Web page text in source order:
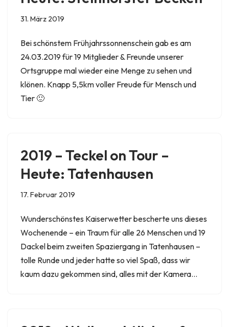
31. März 2019
Bei schönstem Frühjahrssonnenschein gab es am
24.03.2019 für 19 Mitglieder & Freunde unserer
Ortsgruppe mal wieder eine Menge zu sehen und
klönen. Knapp 5,5km voller Freude für Mensch und
Tier 🙂
2019 – Teckel on Tour –
Heute: Tatenhausen
17. Februar 2019
Wunderschönstes Kaiserwetter bescherte uns dieses
Wochenende – ein Traum für alle 26 Menschen und 19
Dackel beim zweiten Spaziergang in Tatenhausen –
tolle Runde und jeder hatte so viel Spaß, dass wir
kaum dazu gekommen sind, alles mit der Kamera…